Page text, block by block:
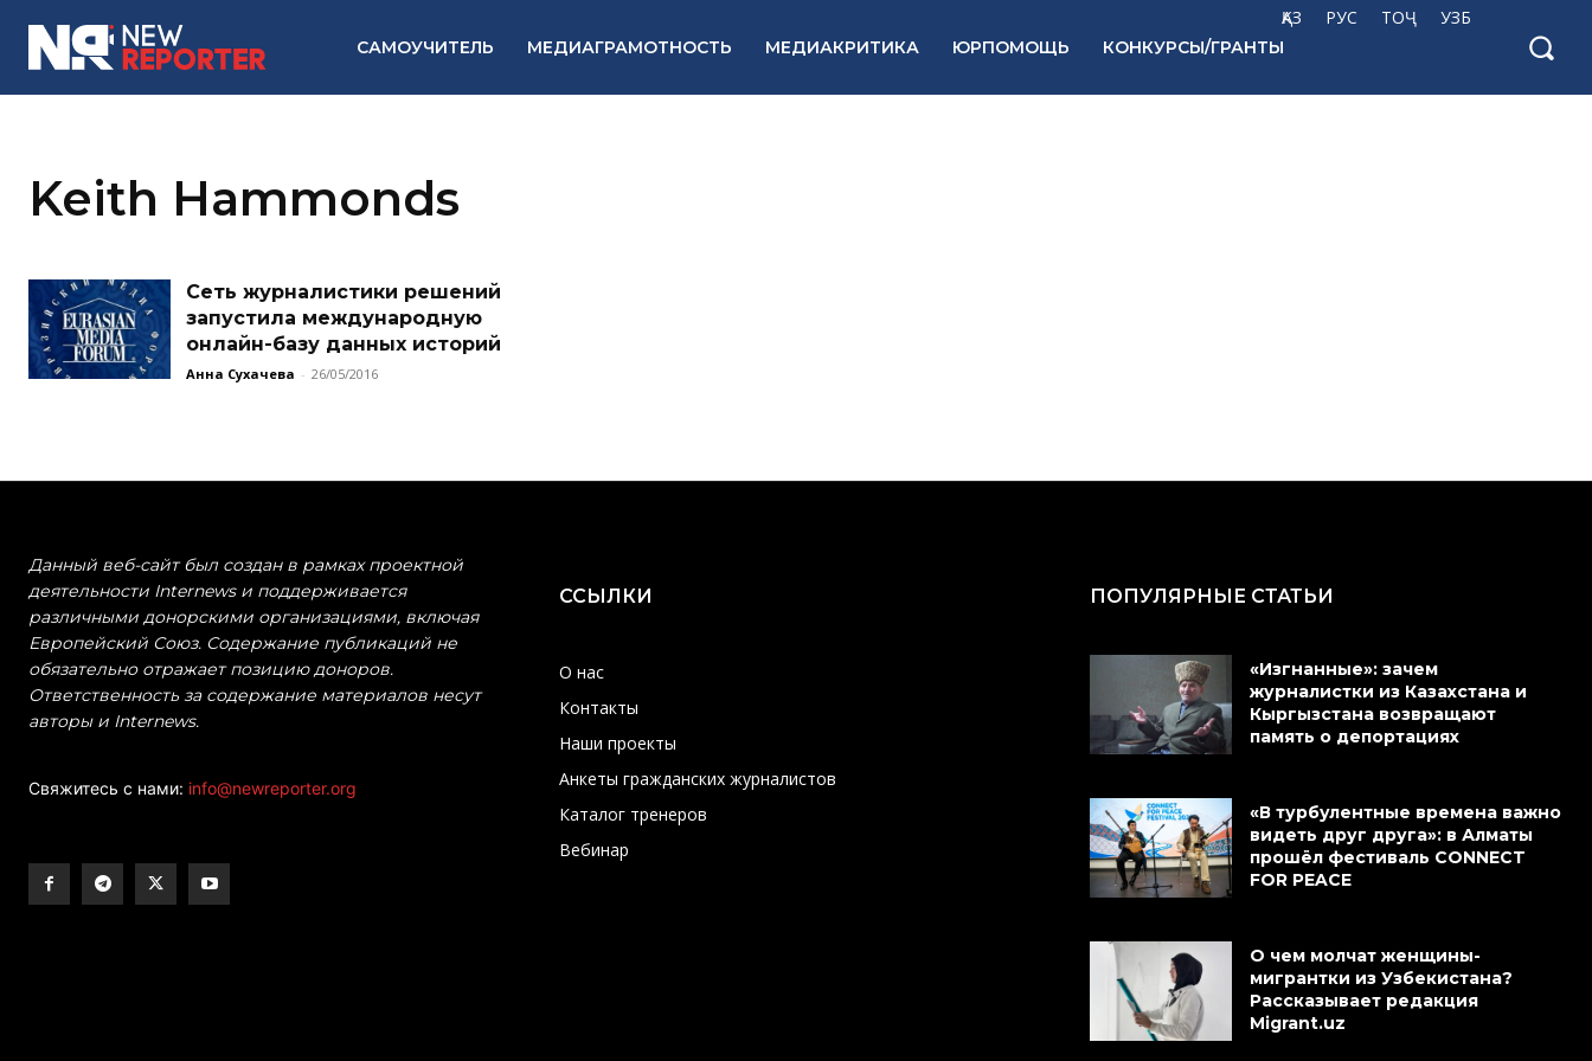
ҚАЗ РУС ТОҶ УЗБ
САМОУЧИТЕЛЬ МЕДИАГРАМОТНОСТЬ МЕДИАКРИТИКА ЮРПОМОЩЬ КОНКУРСЫ/ГРАНТЫ
Keith Hammonds
Сеть журналистики решений
запустила международную
онлайн-базу данных историй
Анна Сухачева - 26/05/2016
Данный веб-сайт был создан в рамках проектной
деятельности Internews и поддерживается
различными донорскими организациями, включая
Европейский Союз. Содержание публикаций не
обязательно отражает позицию доноров.
Ответственность за содержание материалов несут
авторы и Internews.
Свяжитесь с нами: info@newreporter.org
ССЫЛКИ
О нас
Контакты
Наши проекты
Анкеты гражданских журналистов
Каталог тренеров
Вебинар
ПОПУЛЯРНЫЕ СТАТЬИ
«Изгнанные»: зачем
журналистки из Казахстана и
Кыргызстана возвращают
память о депортациях
«В турбулентные времена важно
видеть друг друга»: в Алматы
прошёл фестиваль CONNECT
FOR PEACE
О чем молчат женщины-
мигрантки из Узбекистана?
Рассказывает редакция
Migrant.uz